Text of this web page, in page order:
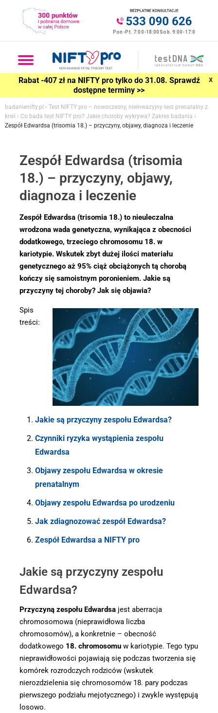
Rabat -407 zł na NIFTY pro tylko do 31.08. Sprawdź
dostępne terminy >>
x
badanienifty.pl › Test NIFTY pro – nowoczesny, nieinwazyjny test prenatalny z
krwi › Co bada test NIFTY pro? Jakie choroby wykrywa? Zakres badania ›
Zespół Edwardsa (trisomia 18.) – przyczyny, objawy, diagnoza i leczenie
Zespół Edwardsa (trisomia
18.) – przyczyny, objawy,
diagnoza i leczenie
Zespół Edwardsa (trisomia 18.) to nieuleczalna
wrodzona wada genetyczna, wynikająca z obecności
dodatkowego, trzeciego chromosomu 18. w
kariotypie. Wskutek zbyt dużej ilości materiału
genetycznego aż 95% ciąż obciążonych tą chorobą
kończy się samoistnym poronieniem. Jakie są
przyczyny tej choroby? Jak się objawia?
Spis
treści:
Jakie są przyczyny zespołu Edwardsa?
Czynniki ryzyka wystąpienia zespołu
Edwardsa
Objawy zespołu Edwardsa w okresie
prenatalnym
Objawy zespołu Edwardsa po urodzeniu
Jak zdiagnozować zespół Edwardsa?
Zespół Edwardsa a NIFTY pro
Jakie są przyczyny zespołu
Edwardsa?
Przyczyną zespołu Edwardsa jest aberracja
chromosomowa (nieprawidłowa liczba
chromosomów), a konkretnie – obecność
dodatkowego 18. chromosomu w kariotypie. Tego typu
nieprawidłowości pojawiają się podczas tworzenia się
komórek rozrodczych rodziców (wskutek
nierozdzielenia się chromosomów 18. pary podczas
pierwszego podziału mejotycznego) i zwykle występują
losowo.